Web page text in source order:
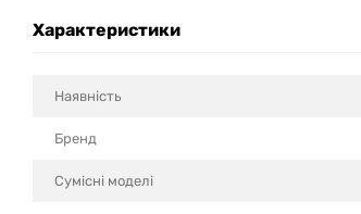
Характеристики
Наявність
Бренд
Сумісні моделi